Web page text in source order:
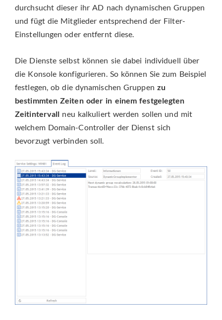
durchsucht dieser ihr AD nach dynamischen Gruppen
und fügt die Mitglieder entsprechend der Filter-
Einstellungen oder entfernt diese.
Die Dienste selbst können sie dabei individuell über
die Konsole konfigurieren. So können Sie zum Beispiel
festlegen, ob die dynamischen Gruppen zu
bestimmten Zeiten oder in einem festgelegten
Zeitintervall neu kalkuliert werden sollen und mit
welchem Domain-Controller der Dienst sich
bevorzugt verbinden soll.